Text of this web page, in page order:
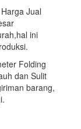
Jual
ini
Folding
dan Sulit
barang,